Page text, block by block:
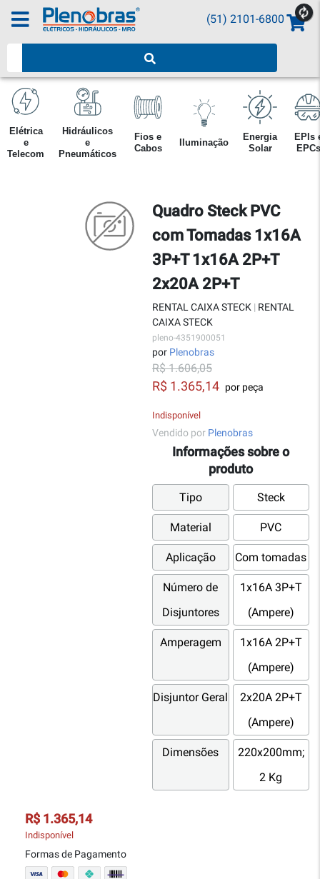
(51) 2101-6800
Elétrica
e
Telecom
Hidráulicos
e
Pneumáticos
Fios e
Cabos
Iluminação
Energia
Solar
EPIs
EPCs
Quadro Steck PVC
com Tomadas 1x16A
3P+T 1x16A 2P+T
2x20A 2P+T
RENTAL CAIXA STECK | RENTAL
CAIXA STECK
pleno-4351900051
por Plenobras
R$ 1.606,05
R$ 1.365,14 por peça
Indisponível
Vendido por Plenobras
Informações sobre o
produto
Tipo Steck
Material PVC
Aplicação Com tomadas
Número de
Disjuntores
1x16A 3P+T
(Ampere)
Amperagem
1x16A 2P+T
(Ampere)
Disjuntor Geral
2x20A 2P+T
(Ampere)
Dimensões
220x200mm;
2 Kg
R$ 1.365,14
Indisponível
Formas de Pagamento